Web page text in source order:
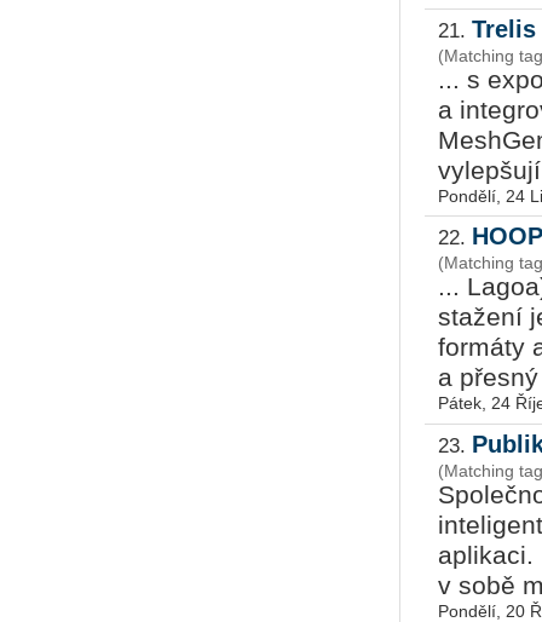
21. Trelis
(Matching
... s
a
Pondělí, 24
22.
(Matching
...
stažení
formáty
a
Pátek, 24
23.
(Matching
aplikaci.
v sobě
Pondělí, 20